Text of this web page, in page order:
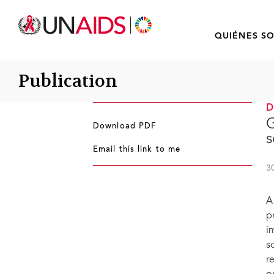
QUIÉNES
Publication
Download PDF
Email this link to me